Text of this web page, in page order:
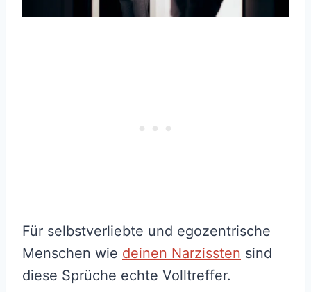
Für selbstverliebte und egozentrische
Menschen wie deinen Narzissten sind
diese Sprüche echte Volltreffer.